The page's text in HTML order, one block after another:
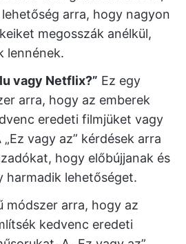
arra, hogy nagyon
megosszák anélkül,
lennének.
vagy Netflix?” Ez egy
arra, hogy az emberek
eredeti filmjüket vagy
vagy az” kérdések arra
hogy előbújjanak és
harmadik lehetőséget.
módszer arra, hogy az
kedvenc eredeti